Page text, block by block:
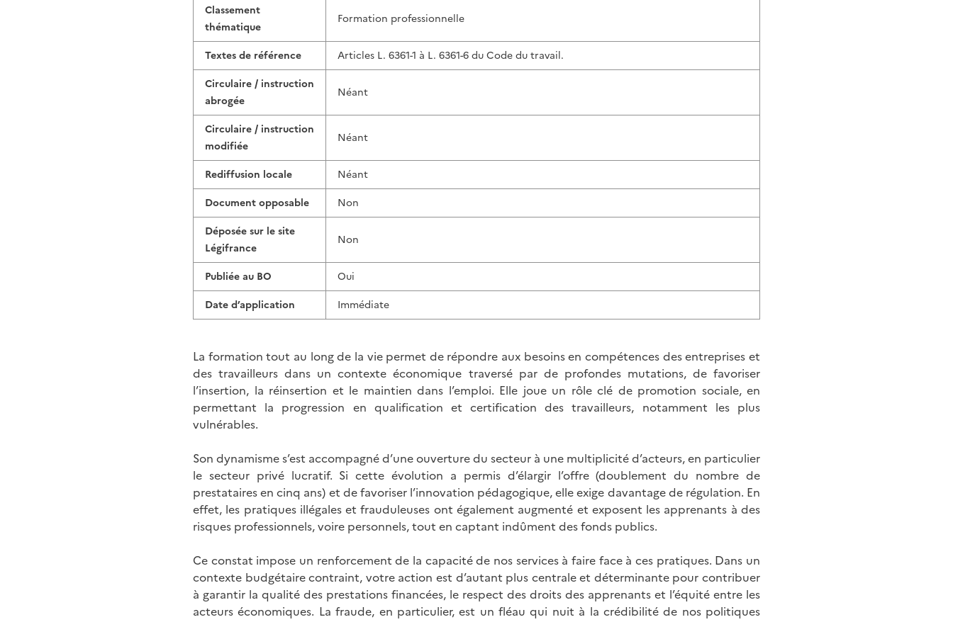
Classement
thématique
Formation professionnelle
Textes de référence
Articles L. 6361-1 à L. 6361-6 du Code du travail.
Circulaire / instruction
abrogée
Néant
Circulaire / instruction
modifiée
Néant
Rediffusion locale
Néant
Document opposable
Non
Déposée sur le site
Légifrance
Non
Publiée au BO
Oui
Date d’application
Immédiate
La formation tout au long de la vie permet de répondre aux besoins en compétences des entreprises et
des travailleurs dans un contexte économique traversé par de profondes mutations, de favoriser
l’insertion, la réinsertion et le maintien dans l’emploi. Elle joue un rôle clé de promotion sociale, en
permettant la progression en qualification et certification des travailleurs, notamment les plus
vulnérables.
Son dynamisme s’est accompagné d’une ouverture du secteur à une multiplicité d’acteurs, en particulier
le secteur privé lucratif. Si cette évolution a permis d’élargir l’offre (doublement du nombre de
prestataires en cinq ans) et de favoriser l’innovation pédagogique, elle exige davantage de régulation. En
effet, les pratiques illégales et frauduleuses ont également augmenté et exposent les apprenants à des
risques professionnels, voire personnels, tout en captant indûment des fonds publics.
Ce constat impose un renforcement de la capacité de nos services à faire face à ces pratiques. Dans un
contexte budgétaire contraint, votre action est d’autant plus centrale et déterminante pour contribuer
à garantir la qualité des prestations financées, le respect des droits des apprenants et l’équité entre les
acteurs économiques. La fraude, en particulier, est un fléau qui nuit à la crédibilité de nos politiques